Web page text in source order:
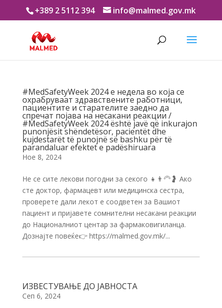
+389 2 5112 394 info@malmed.gov.mk
#MedSafetyWeek 2024 е недела во која се
охрабруваат здравствените работници,
пациентите и старателите заедно да
спречат појава на несакани реакции /
#MedSafetyWeek 2024 është javë që inkurajon
punonjësit shëndetësor, pacientët dhe
kujdestarët të punojnë së bashku për të
parandaluar efektet e padëshiruara
Ное 8, 2024
Не се сите лекови погодни за секого 👧👨🦳🤰 Ако
сте доктор, фармацевт или медицинска сестра,
проверете дали лекот е соодветен за Вашиот
пациент и пријавете сомнителни несакани реакции
до Националниот центар за фармаковигиланца.
Дознајте повеќе👉 https://malmed.gov.mk/...
ИЗВЕСТУВАЊЕ ДО ЈАВНОСТА
Сеп 6, 2024